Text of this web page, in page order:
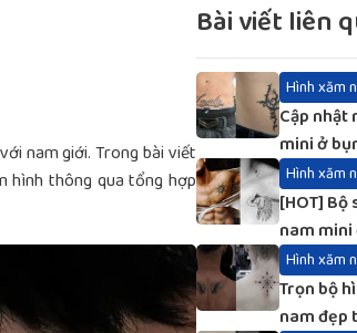
nam giới. Trong bài viết
hình thông qua tổng hợp
Bài viết liên
Hình xăm
Cập nhật
mini ở
Hình xăm
[HOT]
nam
Hình xăm
Trọn bộ
nam đẹp